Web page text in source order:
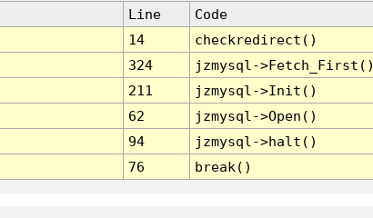
Line
Code
14
checkredirect()
324
jzmysql-
211
jzmysql->Init()
62
jzmysql->Open()
94
jzmysql->halt()
76 break()